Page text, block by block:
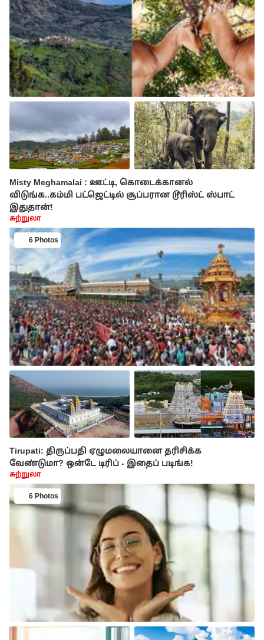
Misty Meghamalai : ஊட்டி, கொடைக்கானல்
விடுங்க..கம்மி பட்ஜெட்டில் சூப்பரான டூரிஸ்ட் ஸ்பாட்
இதுதான்!
சுற்றுலா
6 Photos
Tirupati: திருப்பதி ஏழுமலையானை தரிசிக்க
வேண்டுமா? ஒன்டே டிரிப் - இதைப் படிங்க!
சுற்றுலா
6 Photos